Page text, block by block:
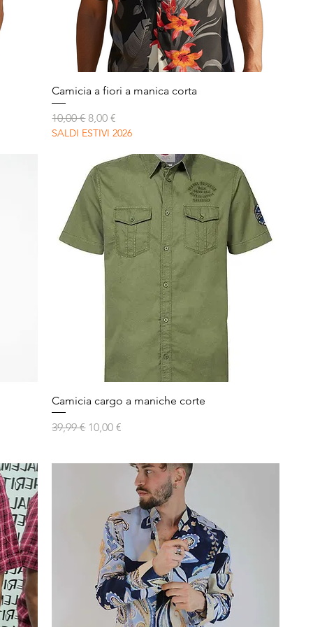
Vista rapida
Camicia a fiori a manica corta
Prezzo regolare
10,00 €Prezzo scontato
8,00 €
SALDI ESTIVI 2026
Vista rapida
Camicia cargo a maniche corte
Prezzo regolare
39,99 € Prezzo scontato
10,00 €